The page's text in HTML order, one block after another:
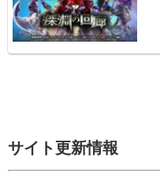
サイト更新情報